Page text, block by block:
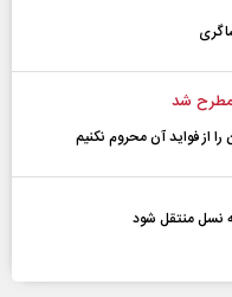
مطرح شد
را از فواید آن محروم نکنیم
نسل منتقل شود